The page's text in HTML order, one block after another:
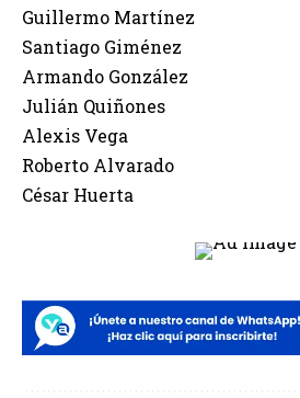
Guillermo Martínez
Santiago Giménez
Armando González
Julián Quiñones
Alexis Vega
Roberto Alvarado
César Huerta